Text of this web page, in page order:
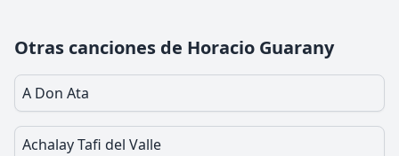
Otras canciones de Horacio Guarany
A Don Ata
Achalay Tafi del Valle